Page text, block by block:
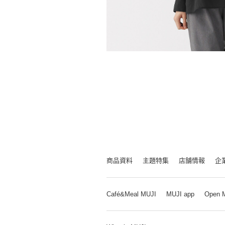
商品資料 主題特集 店舗情報 企
Café&Meal MUJI MUJI app Open